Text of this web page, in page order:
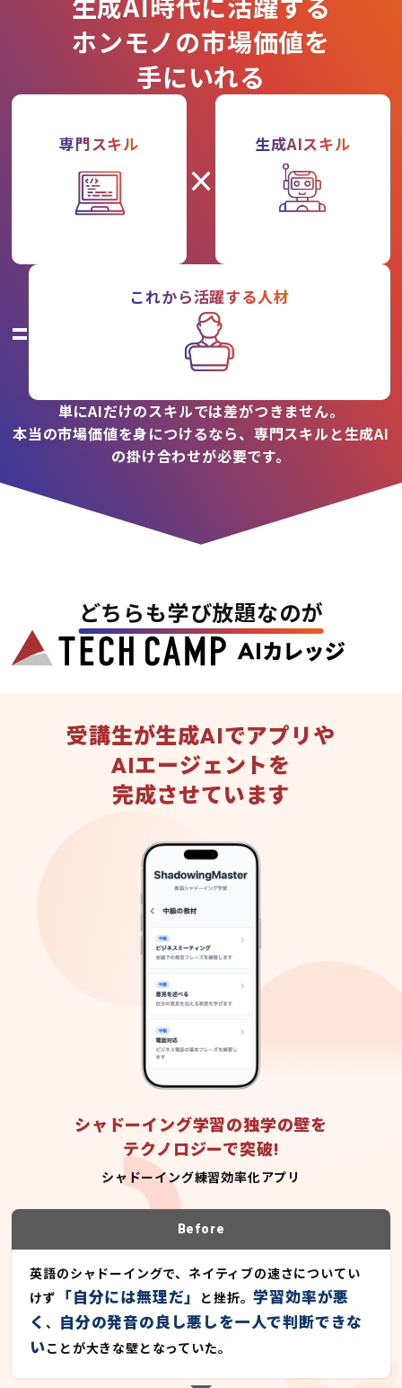
ホンモノの市場価値を
手にいれる
専門スキル
×
生成AIスキル
=
これから活躍する人材
単にAIだけのスキルでは差がつきません。
本当の市場価値を身につけるなら、専門スキルと生成AI
の掛け合わせが必要です。
どちらも学び放題なのが
受講生が生成AIでアプリや
AIエージェントを
完成させています
シャドーイング学習の独学の壁を
テクノロジーで突破!
シャドーイング練習効率化アプリ
Before
英語のシャドーイングで、ネイティブの速さについてい
けず
「自分には無理だ」 と挫折。学習効率が悪
く、
自分の発音の良し悪しを一人で判断できな
いことが大きな壁となっていた。